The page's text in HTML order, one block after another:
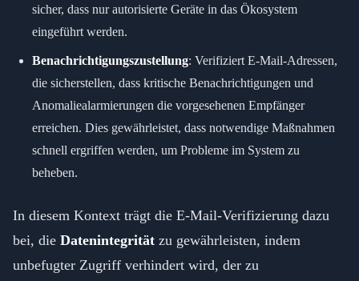
sicher, dass nur autorisierte Geräte in das Ökosystem
eingeführt werden.
Benachrichtigungszustellung: Verifiziert E-Mail-Adressen,
die sicherstellen, dass kritische Benachrichtigungen und
Anomaliealarmierungen die vorgesehenen Empfänger
erreichen. Dies gewährleistet, dass notwendige Maßnahmen
schnell ergriffen werden, um Probleme im System zu
beheben.
In diesem Kontext trägt die E-Mail-Verifizierung dazu
bei, die Datenintegrität zu gewährleisten, indem
unbefugter Zugriff verhindert wird, der zu